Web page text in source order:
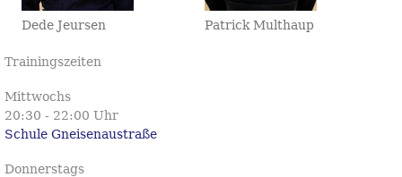
Dede Jeursen Patrick Multhaup
Trainingszeiten
Mittwochs
20:30 - 22:00 Uhr
Schule Gneisenaustraße
Donnerstags